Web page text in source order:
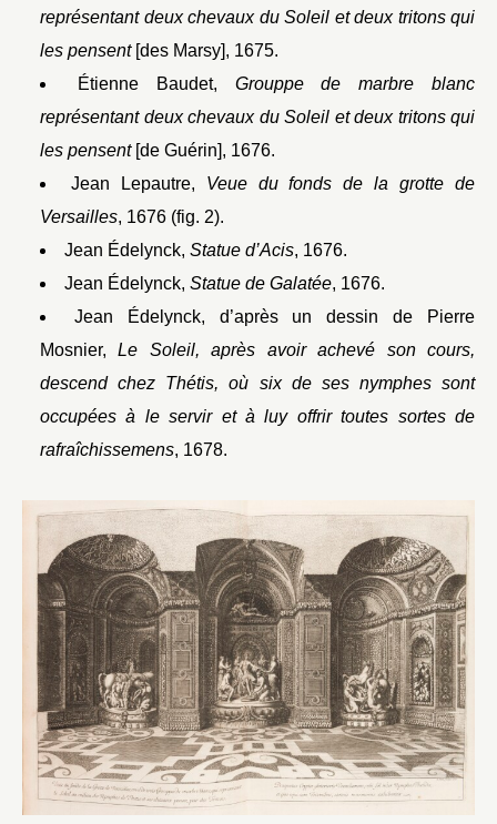
représentant deux chevaux du Soleil et deux tritons qui
les pensent[des Marsy], 1675.
Étienne Baudet, Grouppe de marbre blanc
représentant deux chevaux du Soleil et deux tritons qui
les pensent[de Guérin], 1676.
Jean Lepautre, Veue du fonds de la grotte de
Versailles, 1676 (fig. 2).
Jean Édelynck, Statue d’Acis, 1676.
Jean Édelynck, Statue de Galatée, 1676.
Jean Édelynck, d’après un dessin de Pierre
Mosnier,Le Soleil, après avoir achevé son cours,
descend chez Thétis, où six de ses nymphes sont
occupées à le servir et à luy offrir toutes sortes de
rafraîchissemens, 1678.